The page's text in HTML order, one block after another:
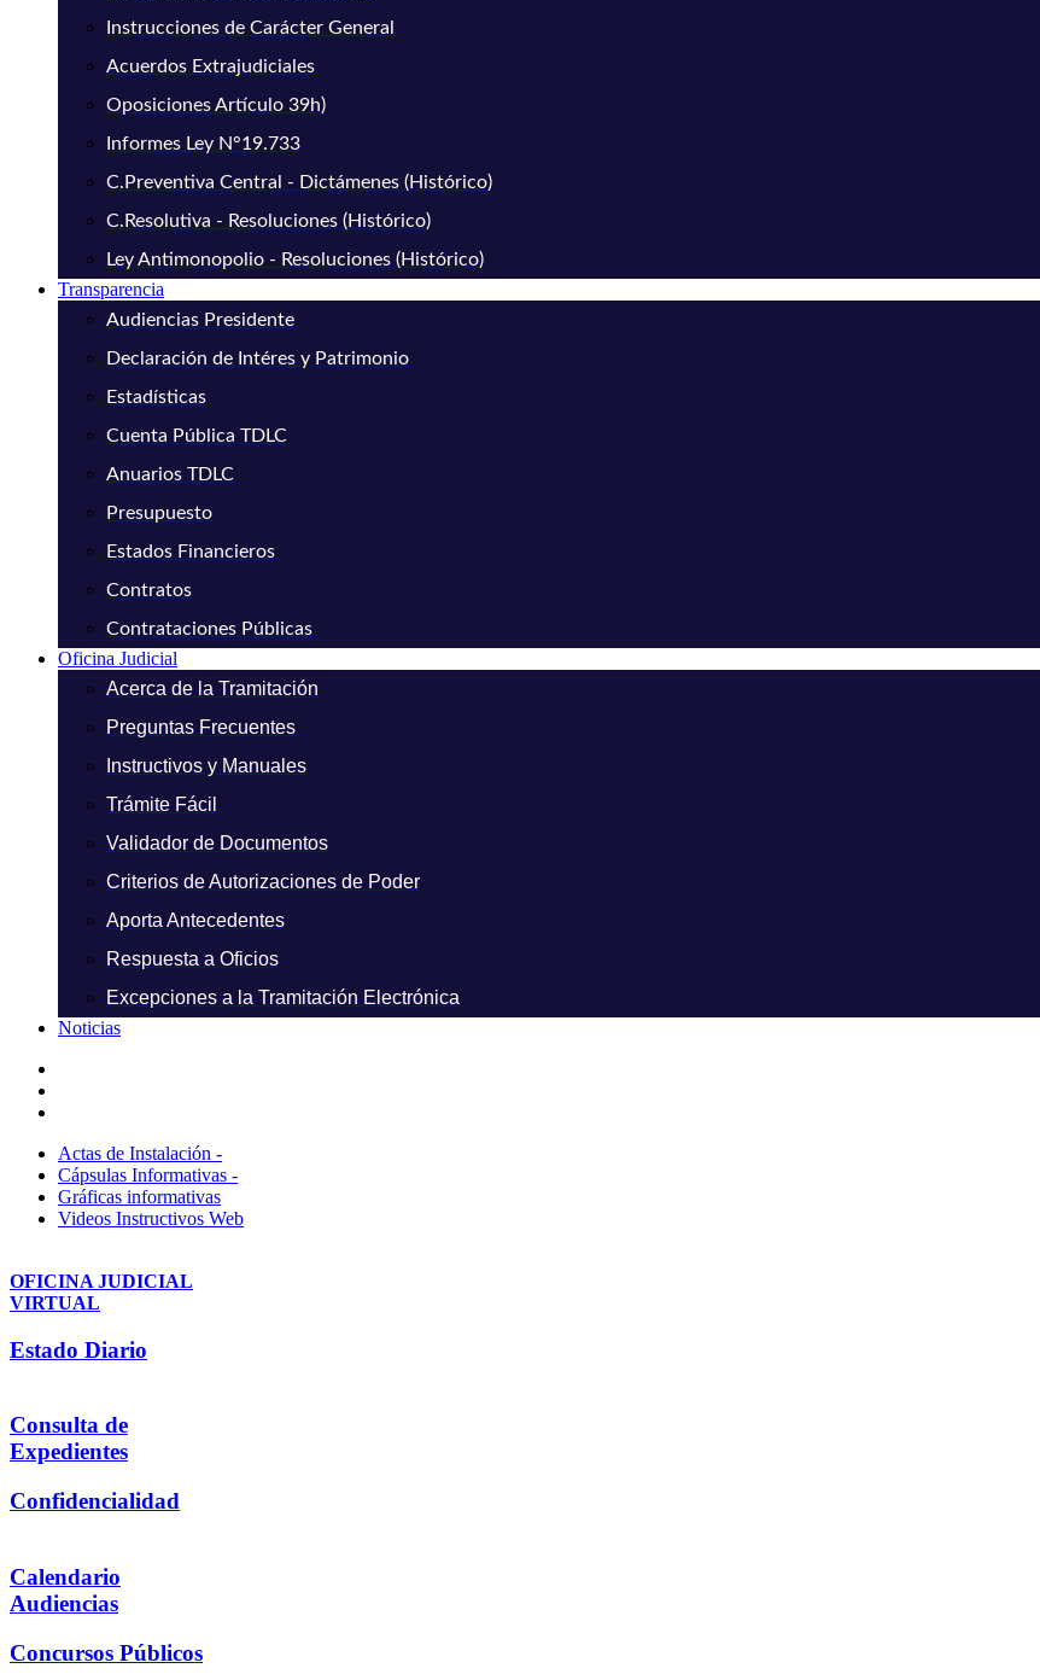
Instrucciones de Carácter General
Acuerdos Extrajudiciales
Oposiciones Artículo 39h)
Informes Ley N°19.733
C.Preventiva Central - Dictámenes (Histórico)
C.Resolutiva - Resoluciones (Histórico)
Ley Antimonopolio - Resoluciones (Histórico)
Transparencia
Audiencias Presidente
Declaración de Intéres y Patrimonio
Estadísticas
Cuenta Pública TDLC
Anuarios TDLC
Presupuesto
Estados Financieros
Contratos
Contrataciones Públicas
Oficina Judicial
Acerca de la Tramitación
Preguntas Frecuentes
Instructivos y Manuales
Trámite Fácil
Validador de Documentos
Criterios de Autorizaciones de Poder
Aporta Antecedentes
Respuesta a Oficios
Excepciones a la Tramitación Electrónica
Noticias
Actas de Instalación -
Cápsulas Informativas -
Gráficas informativas
Videos Instructivos Web
OFICINA JUDICIAL
VIRTUAL
Estado Diario
Consulta de
Expedientes
Confidencialidad
Calendario
Audiencias
Concursos Públicos